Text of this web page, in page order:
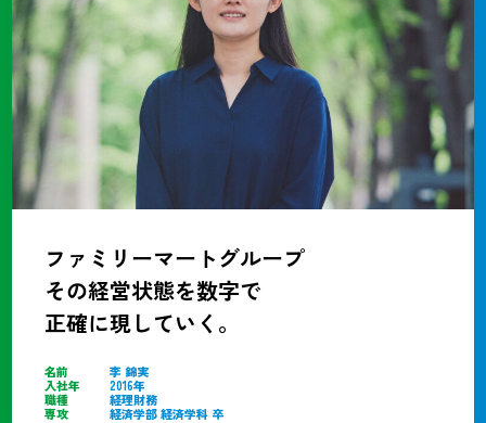
ファミリーマートグループ
その経営状態を数字で
正確に現していく。
名前
李 錦実
入社年
2016年
職種
経理財務
専攻
経済学部 経済学科 卒